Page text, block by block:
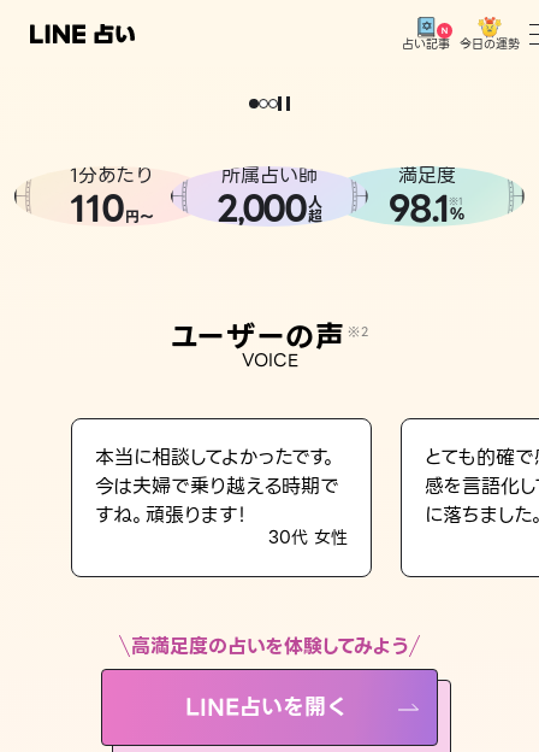
占い記事 今日の運勢
相談事例
LINE占いを開く
※LINEアプリ内のサービスページへ遷移します
どうせなら
。
1分あたり
110円〜
所属占い師
2,000人
超
満足度
98.1※1
%
ユーザーの声 ※2
VOICE
本当に相談してよかったです。
今は夫婦で乗り越える時期で
すね。頑張ります！
30代 女性
とても的確
感を言語化
に落ちました
高満足度の占いを体験してみよう
LINE占いを開く